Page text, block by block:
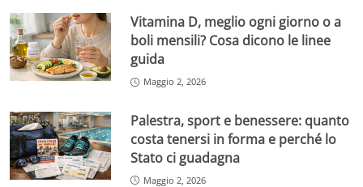
Vitamina D, meglio ogni giorno o a
boli mensili? Cosa dicono le linee
guida
Maggio 2, 2026
Palestra, sport e benessere: quanto
costa tenersi in forma e perché lo
Stato ci guadagna
Maggio 2, 2026